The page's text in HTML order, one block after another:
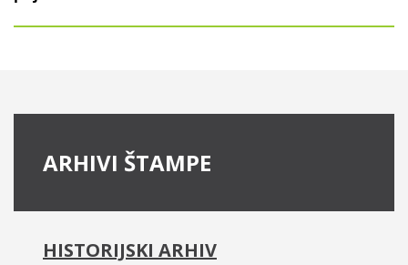
ARHIVI ŠTAMPE
HISTORIJSKI ARHIV